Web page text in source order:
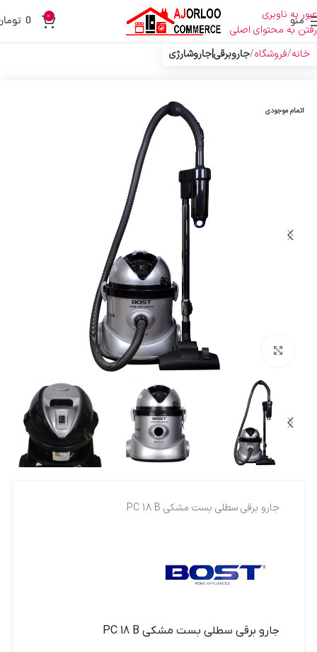
عبور به ناوبری
رفتن به محتوای اصلی
منو 0
0
خانه فروشگاه جاروبرقی|جاروشارژی
اتمام موجودی
بزرگنمایی تصویر
جارو برقي سطلي بست مشکي PC 18 B
جارو برقي سطلي بست مشکي PC 18 B